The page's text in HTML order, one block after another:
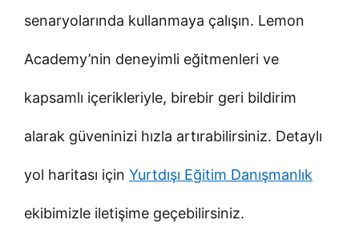
senaryolarında kullanmaya çalışın. Lemon
Academy’nin deneyimli eğitmenleri ve
kapsamlı içerikleriyle, birebir geri bildirim
alarak güveninizi hızla artırabilirsiniz. Detaylı
yol haritası için Yurtdışı Eğitim Danışmanlık
ekibimizle iletişime geçebilirsiniz.